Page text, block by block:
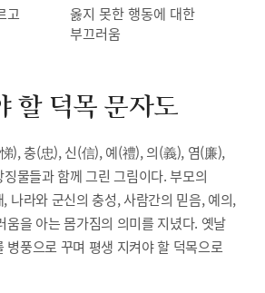
고
옳지 못한 행동에 대한
부끄러움
할 덕목 문자도
), 충(忠), 신(信), 예(禮), 의(義), 염(廉),
물들과 함께 그린 그림이다. 부모의
나라와 군신의 충성, 사람간의 믿음, 예의,
움을 아는 몸가짐의 의미를 지녔다. 옛날
병풍으로 꾸며 평생 지켜야 할 덕목으로